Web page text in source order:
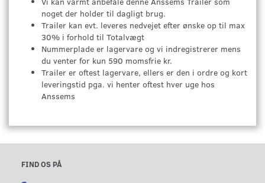
noget der holder til dagligt brug.
Trailer kan evt. leveres nedvejet efter ønske op til max
30% i forhold til Totalvægt
Nummerplade er lagervare og vi indregistrerer mens
du venter for kun 590 momsfrie kr.
Trailer er oftest lagervare, ellers er den i ordre og kort
leveringstid pga. vi henter oftest hver uge hos
Anssems
FIND OS PÅ